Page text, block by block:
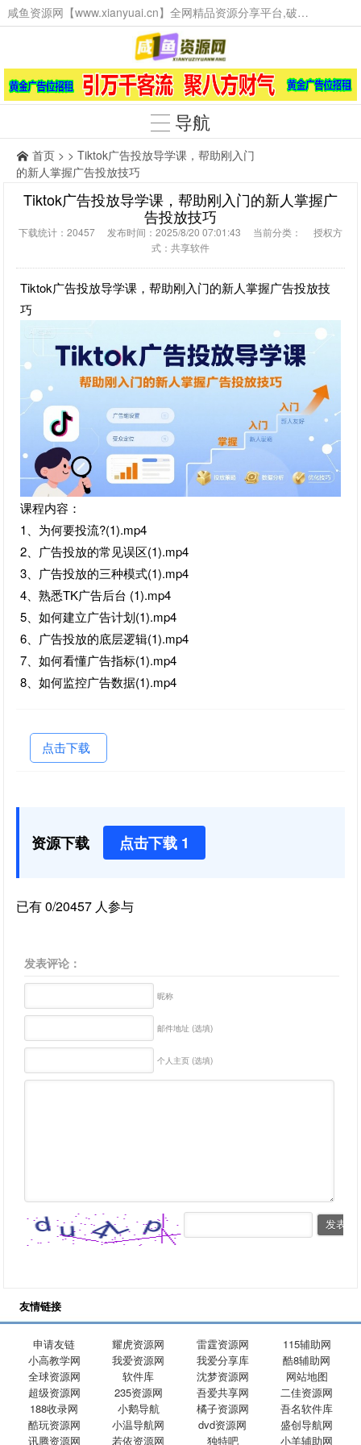
咸鱼资源网【www.xianyuai.cn】全网精品资源分享平台,破解软件,技术源码,火爆项目,工具辅助,这里无所不有。
导航
首页 > > Tiktok广告投放导学课，帮助刚入门
的新人掌握广告投放技巧
Tiktok广告投放导学课，帮助刚入门的新人掌握广
告投放技巧
下载统计：20457 发布时间：2025/8/20 07:01:43 当前分类： 授权方
式：共享软件
Tiktok广告投放导学课，帮助刚入门的新人掌握广告投放技
巧
课程内容：
1、为何要投流?(1).mp4
2、广告投放的常见误区(1).mp4
3、广告投放的三种模式(1).mp4
4、熟悉TK广告后台 (1).mp4
5、如何建立广告计划(1).mp4
6、广告投放的底层逻辑(1).mp4
7、如何看懂广告指标(1).mp4
8、如何监控广告数据(1).mp4
点击下载
资源下载 点击下载 1
已有 0/20457 人参与
发表评论：
昵称
邮件地址 (选填)
个人主页 (选填)
友情链接
申请友链 耀虎资源网 雷霆资源网
115辅助网
小高教学网
我爱资源网 我爱分享库
酷8辅助网
全球资源网
软件库 沈梦资源网
网站地图
超级资源网
235资源网 吾爱共享网
二佳资源网
188收录网
小鹅导航 橘子资源网
吾名软件库
酷玩资源网
小温导航网 dvd资源网
盛创导航网
讯腾资源网
若依资源网 独特吧 小羊辅助网